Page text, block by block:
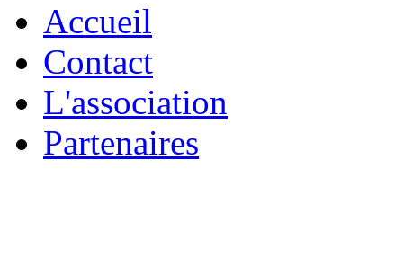
Accueil
Contact
L'association
Partenaires